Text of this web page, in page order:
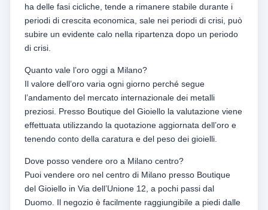
ha delle fasi cicliche, tende a rimanere stabile durante i
periodi di crescita economica, sale nei periodi di crisi, può
subire un evidente calo nella ripartenza dopo un periodo
di crisi.
Quanto vale l’oro oggi a Milano?
Il valore dell’oro varia ogni giorno perché segue
l’andamento del mercato internazionale dei metalli
preziosi. Presso Boutique del Gioiello la valutazione viene
effettuata utilizzando la quotazione aggiornata dell’oro e
tenendo conto della caratura e del peso dei gioielli.
Dove posso vendere oro a Milano centro?
Puoi vendere oro nel centro di Milano presso Boutique
del Gioiello in Via dell’Unione 12, a pochi passi dal
Duomo. Il negozio è facilmente raggiungibile a piedi dalle